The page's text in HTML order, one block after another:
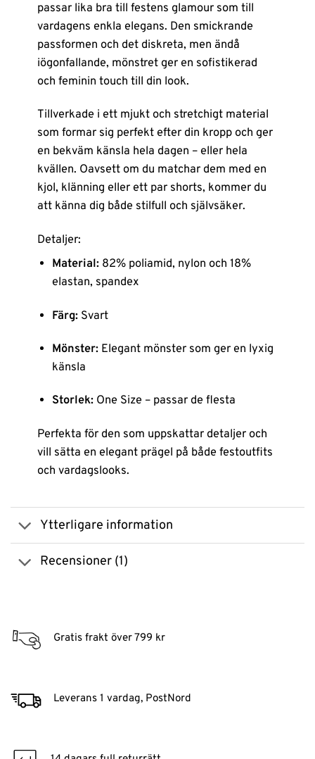
passar lika bra till festens glamour som till
vardagens enkla elegans. Den smickrande
passformen och det diskreta, men ändå
iögonfallande, mönstret ger en sofistikerad
och feminin touch till din look.
Tillverkade i ett mjukt och stretchigt material
som formar sig perfekt efter din kropp och ger
en bekväm känsla hela dagen – eller hela
kvällen. Oavsett om du matchar dem med en
kjol, klänning eller ett par shorts, kommer du
att känna dig både stilfull och självsäker.
Detaljer:
Material: 82% poliamid, nylon och 18%
elastan, spandex
Färg: Svart
Mönster: Elegant mönster som ger en lyxig
känsla
Storlek: One Size – passar de flesta
Perfekta för den som uppskattar detaljer och
vill sätta en elegant prägel på både festoutfits
och vardagslooks.
Ytterligare information
Recensioner (1)
Gratis frakt över 799 kr
Leverans 1 vardag, PostNord